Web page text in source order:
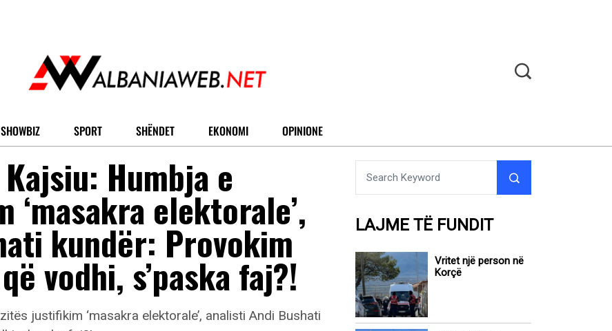
SHOWBIZ SPORT SHËNDET EKONOMI OPINIONE
Humbja e
elektorale’,
kundër: Provokim
vodhi, s’paska faj?!
LAJME TË FUNDIT
Vritet një person në
Korçë